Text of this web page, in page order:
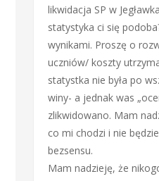
likwidacja SP w
statystyka ci się
wynikami. Proszę o
uczniów/ koszty
statystka nie była po
winy- a jednak was
zlikwidowano. Mam
co mi chodzi i nie
bezsensu.
Mam nadzieję, że